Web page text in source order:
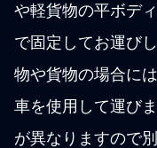
や軽貨物の平ボデ
で固定してお運び
物や貨物の場合に
車を使用して運び
が異なりますので